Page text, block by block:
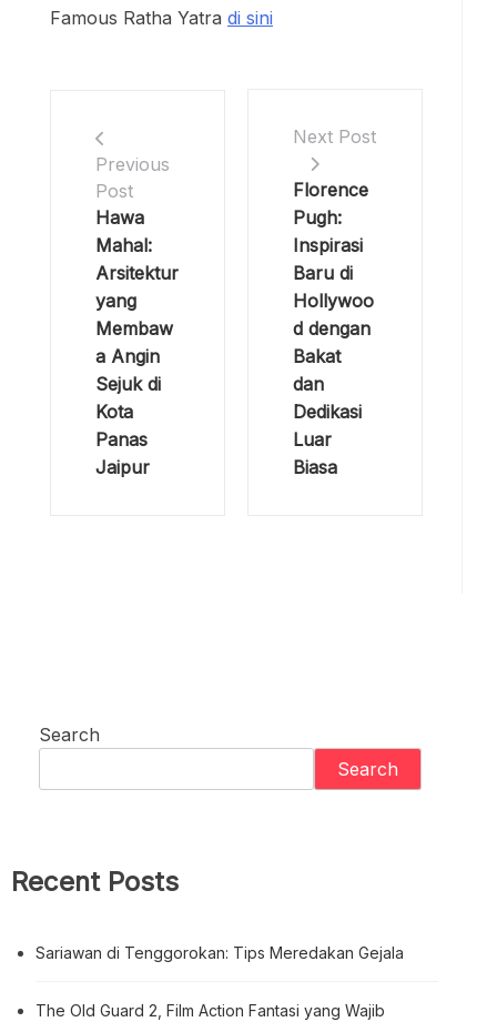
Famous Ratha Yatra di sini
Previous
Post
Hawa
Mahal:
Arsitektur
yang
Membaw
a Angin
Sejuk di
Kota
Panas
Jaipur
Next Post
Florence
Pugh:
Inspirasi
Baru di
Hollywoo
d dengan
Bakat
dan
Dedikasi
Luar
Biasa
Search
Search
Recent Posts
Sariawan di Tenggorokan: Tips Meredakan Gejala
The Old Guard 2, Film Action Fantasi yang Wajib